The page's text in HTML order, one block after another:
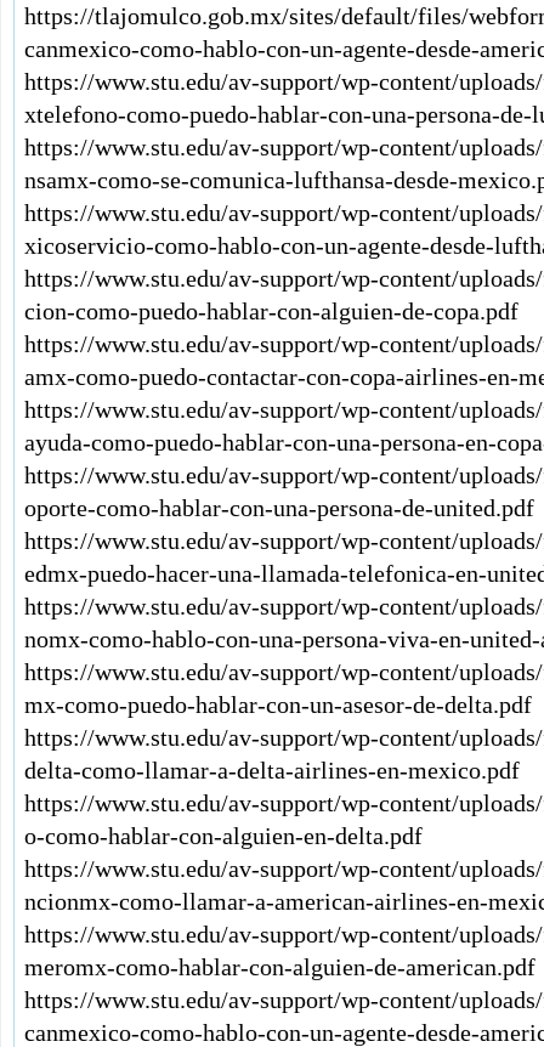
https://tlajomulco.gob.mx/sites/default/files/
canmexico-como-hablo-con-un-agente-desde-
https://www.stu.edu/av-support/wp-content/
xtelefono-como-puedo-hablar-con-una-persona-de-
https://www.stu.edu/av-support/wp-content/
nsamx-como-se-comunica-lufthansa-desde-
https://www.stu.edu/av-support/wp-content/
xicoservicio-como-hablo-con-un-agente-desde-
https://www.stu.edu/av-support/wp-content/
cion-como-puedo-hablar-con-alguien-de-copa.pdf
https://www.stu.edu/av-support/wp-content/
amx-como-puedo-contactar-con-copa-airlines-en-
https://www.stu.edu/av-support/wp-content/
ayuda-como-puedo-hablar-con-una-persona-en-
https://www.stu.edu/av-support/wp-content/
oporte-como-hablar-con-una-persona-de-united.pdf
https://www.stu.edu/av-support/wp-content/
edmx-puedo-hacer-una-llamada-telefonica-en-
https://www.stu.edu/av-support/wp-content/
nomx-como-hablo-con-una-persona-viva-en-
https://www.stu.edu/av-support/wp-content/
mx-como-puedo-hablar-con-un-asesor-de-delta.pdf
https://www.stu.edu/av-support/wp-content/
delta-como-llamar-a-delta-airlines-en-mexico.pdf
https://www.stu.edu/av-support/wp-content/
o-como-hablar-con-alguien-en-delta.pdf
https://www.stu.edu/av-support/wp-content/
ncionmx-como-llamar-a-american-airlines-en-
https://www.stu.edu/av-support/wp-content/
meromx-como-hablar-con-alguien-de-american.pdf
https://www.stu.edu/av-support/wp-content/
canmexico-como-hablo-con-un-agente-desde-